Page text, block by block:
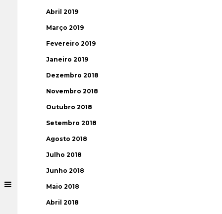
Abril 2019
Março 2019
Fevereiro 2019
Janeiro 2019
Dezembro 2018
Novembro 2018
Outubro 2018
Setembro 2018
Agosto 2018
Julho 2018
Junho 2018
Maio 2018
Abril 2018